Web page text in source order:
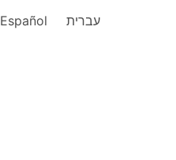
Español עברית